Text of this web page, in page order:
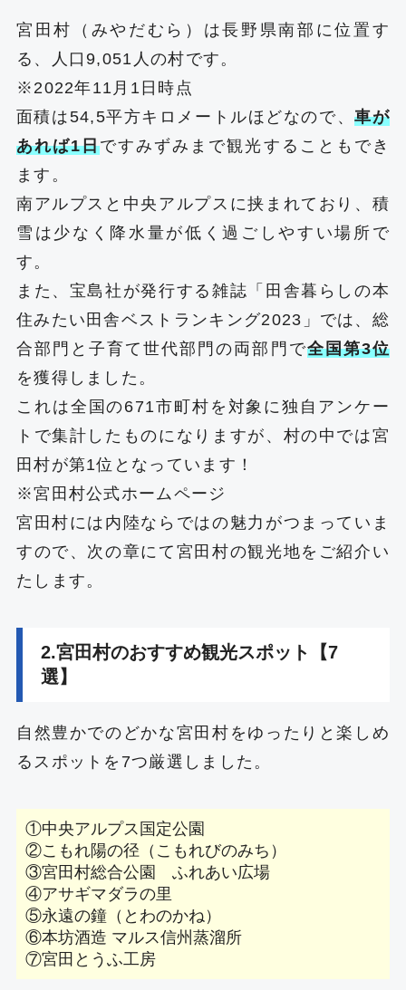
宮田村（みやだむら）は長野県南部に位置す
る、人口9,051人の村です。
※2022年11月1日時点
面積は54,5平方キロメートルほどなので、車が
あれば1日ですみずみまで観光することもでき
ます。
南アルプスと中央アルプスに挟まれており、積
雪は少なく降水量が低く過ごしやすい場所で
す。
また、宝島社が発行する雑誌「田舎暮らしの本
住みたい田舎ベストランキング2023」では、総
合部門と子育て世代部門の両部門で全国第3位
を獲得しました。
これは全国の671市町村を対象に独自アンケー
トで集計したものになりますが、村の中では宮
田村が第1位となっています！
※宮田村公式ホームページ
宮田村には内陸ならではの魅力がつまっていま
すので、次の章にて宮田村の観光地をご紹介い
たします。
2.宮田村のおすすめ観光スポット【7
選】
自然豊かでのどかな宮田村をゆったりと楽しめ
るスポットを7つ厳選しました。
①中央アルプス国定公園
②こもれ陽の径（こもれびのみち）
③宮田村総合公園 ふれあい広場
④アサギマダラの里
⑤永遠の鐘（とわのかね）
⑥本坊酒造 マルス信州蒸溜所
⑦宮田とうふ工房